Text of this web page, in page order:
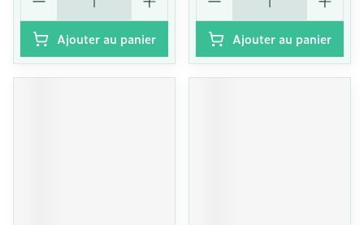
Ajouter au panier Ajouter au panier